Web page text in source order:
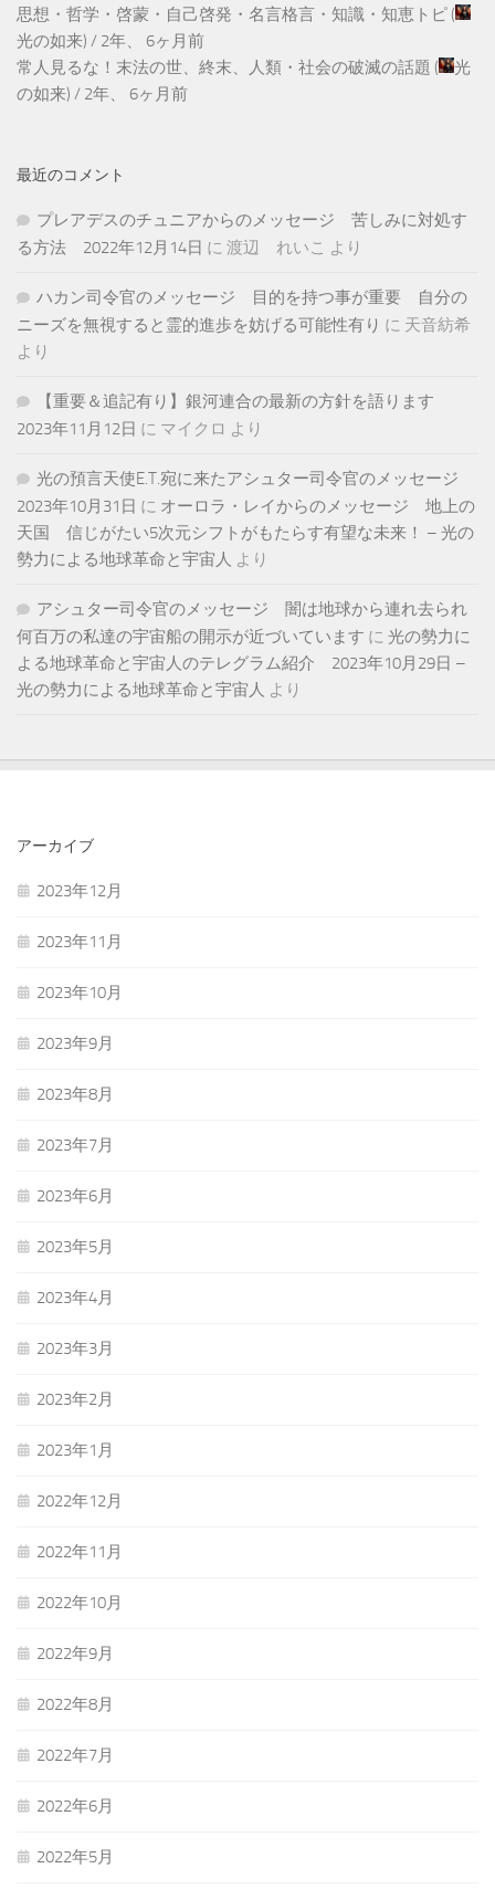
思想・哲学・啓蒙・自己啓発・名言格言・知識・知恵トピ (
光の如来) / 2年、 6ヶ月前
常人見るな！末法の世、終末、人類・社会の破滅の話題 (
光
の如来) / 2年、 6ヶ月前
最近のコメント
プレアデスのチュニアからのメッセージ 苦しみに対処す
る方法 2022年12月14日 に 渡辺 れいこ より
ハカン司令官のメッセージ 目的を持つ事が重要 自分の
ニーズを無視すると霊的進歩を妨げる可能性有り に 天音紡希
より
【重要＆追記有り】銀河連合の最新の方針を語ります
2023年11月12日 に マイクロ より
光の預言天使E.T.宛に来たアシュター司令官のメッセージ
2023年10月31日 に オーロラ・レイからのメッセージ 地上の
天国 信じがたい5次元シフトがもたらす有望な未来！ – 光の
勢力による地球革命と宇宙人 より
アシュター司令官のメッセージ 闇は地球から連れ去られ
何百万の私達の宇宙船の開示が近づいています に 光の勢力に
よる地球革命と宇宙人のテレグラム紹介 2023年10月29日 –
光の勢力による地球革命と宇宙人 より
アーカイブ
2023年12月
2023年11月
2023年10月
2023年9月
2023年8月
2023年7月
2023年6月
2023年5月
2023年4月
2023年3月
2023年2月
2023年1月
2022年12月
2022年11月
2022年10月
2022年9月
2022年8月
2022年7月
2022年6月
2022年5月